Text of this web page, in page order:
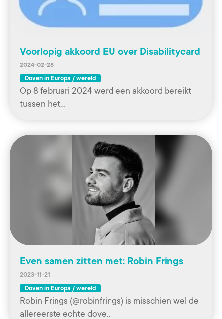
Voorlopig akkoord EU over Disabilitycard
2024-02-28
Doven in Europa / wereld
Op 8 februari 2024 werd een akkoord bereikt
tussen het…
Even samen zitten met: Robin Frings
2023-11-21
Doven in Europa / wereld
Robin Frings (@robinfrings) is misschien wel de
allereerste echte dove…